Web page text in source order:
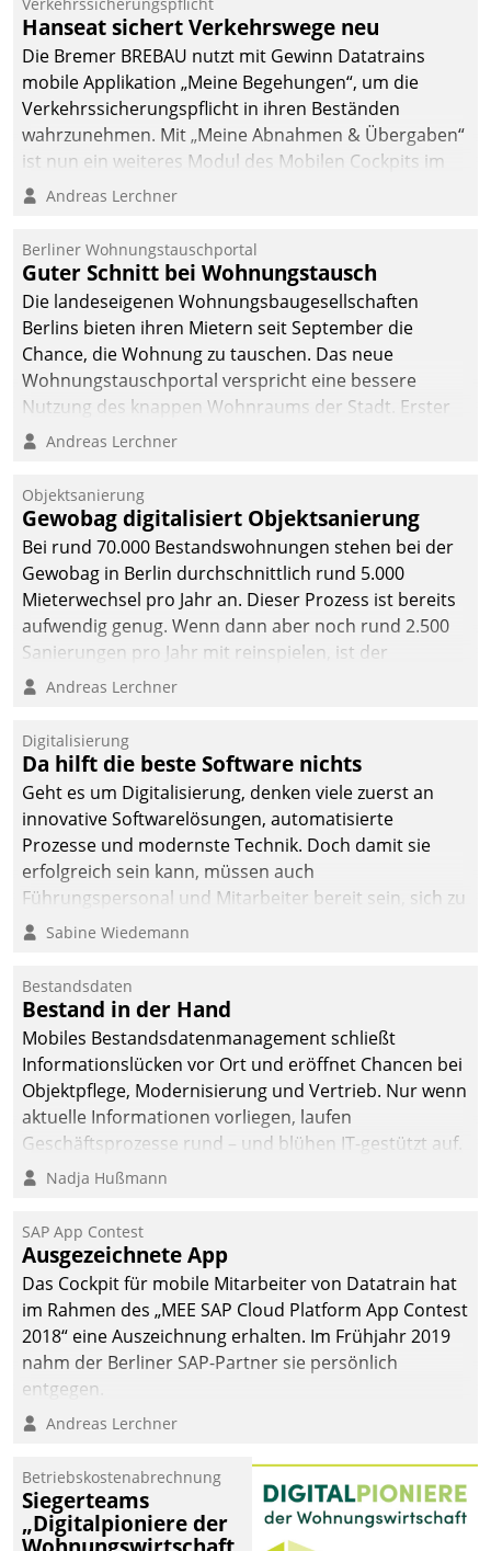
Hanseat sichert Verkehrswege neu
Die Bremer BREBAU nutzt mit Gewinn Datatrains
mobile Applikation „Meine Begehungen“, um die
Verkehrssicherungspflicht in ihren Beständen
wahrzunehmen. Mit „Meine Abnahmen & Übergaben“
ist nun ein weiteres Modul des Mobilen Cockpits im
Einsatz.
Andreas Lerchner
Berliner Wohnungstauschportal
Guter Schnitt bei Wohnungstausch
Die landeseigenen Wohnungsbaugesellschaften
Berlins bieten ihren Mietern seit September die
Chance, die Wohnung zu tauschen. Das neue
Wohnungstauschportal verspricht eine bessere
Nutzung des knappen Wohnraums der Stadt. Erster
Anwendungsfall für Datatrains Lösung API-Hub mit
Unternehmen.
Andreas Lerchner
Objektsanierung
Gewobag digitalisiert Objektsanierung
Bei rund 70.000 Bestandswohnungen stehen bei der
Gewobag in Berlin durchschnittlich rund 5.000
Mieterwechsel pro Jahr an. Dieser Prozess ist bereits
aufwendig genug. Wenn dann aber noch rund 2.500
Sanierungen pro Jahr mit reinspielen, ist der
Betreuungs- und Organisationsaufwand immens. Im
kommunale Wohnungsbauunternehmen daher
gemeinsam mit der Berliner Datatrain GmbH den
Teilprozess der Objektsanierung digitalisiert.
Andreas Lerchner
Digitalisierung
Da hilft die beste Software nichts
Geht es um Digitalisierung, denken viele zuerst an
innovative Softwarelösungen, automatisierte
Prozesse und modernste Technik. Doch damit sie
erfolgreich sein kann, müssen auch
Führungspersonal und Mitarbeiter bereit sein, sich zu
verändern und anzupassen, sonst werden sie an ihr
Sabine Wiedemann
Bestandsdaten
Bestand in der Hand
Mobiles Bestandsdatenmanagement schließt
Informationslücken vor Ort und eröffnet Chancen bei
Objektpflege, Modernisierung und Vertrieb. Nur wenn
aktuelle Informationen vorliegen, laufen
Geschäftsprozesse rund – und blühen IT-gestützt auf.
Nadja Hußmann
SAP App Contest
Ausgezeichnete App
Das Cockpit für mobile Mitarbeiter von Datatrain hat
im Rahmen des „MEE SAP Cloud Platform App Contest
2018“ eine Auszeichnung erhalten. Im Frühjahr 2019
nahm der Berliner SAP-Partner sie persönlich
entgegen.
Andreas Lerchner
Betriebskostenabrechnung
Siegerteams
„Digitalpioniere der